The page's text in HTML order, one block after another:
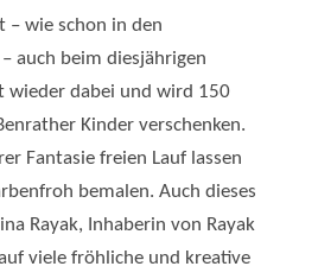
FÜR BENRATHER
– wie schon in den
auch beim diesjährigen
wieder dabei und wird 150
Kinder verschenken.
Fantasie freien Lauf lassen
bemalen. Auch dieses
Rayak, Inhaberin von Rayak
viele fröhliche und kreative